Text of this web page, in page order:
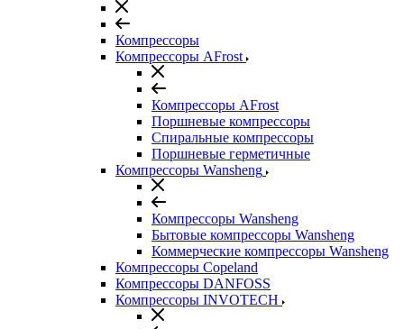
Компрессоры
Компрессоры AFrost
Компрессоры AFrost
Поршневые компрессоры
Спиральные компрессоры
Поршневые герметичные
Компрессоры Wansheng
Компрессоры Wansheng
Бытовые компрессоры Wansheng
Коммерческие компрессоры Wansheng
Компрессоры Copeland
Компрессоры DANFOSS
Компрессоры INVOTECH